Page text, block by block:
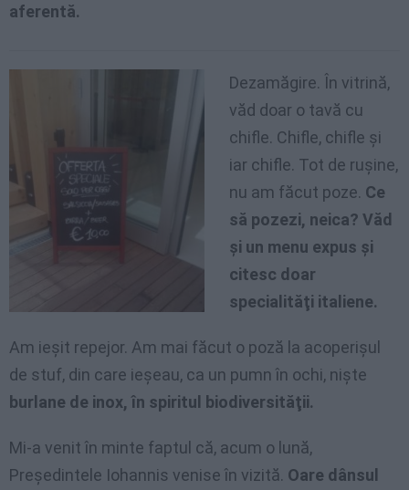
aferentă.
Dezamăgire. În vitrină,
văd doar o tavă cu
chifle. Chifle, chifle şi
iar chifle. Tot de ruşine,
nu am făcut poze. Ce
să pozezi, neica? Văd
şi un menu expus şi
citesc doar
specialităţi italiene.
Am ieşit repejor. Am mai făcut o poză la acoperişul
de stuf, din care ieşeau, ca un pumn în ochi, nişte
burlane de inox, în spiritul biodiversităţii.
Mi-a venit în minte faptul că, acum o lună,
Preşedintele Iohannis venise în vizită. Oare dânsul